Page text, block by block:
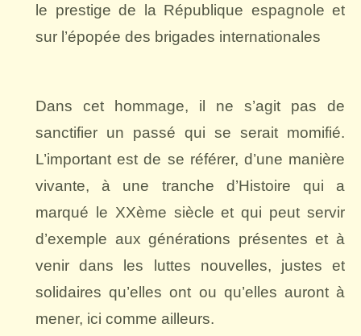
le prestige de la République espagnole et
sur l’épopée des brigades internationales
Dans cet hommage, il ne s’agit pas de
sanctifier un passé qui se serait momifié.
L’important est de se référer, d’une manière
vivante, à une tranche d’Histoire qui a
marqué le XXème siècle et qui peut servir
d’exemple aux générations présentes et à
venir dans les luttes nouvelles, justes et
solidaires qu’elles ont ou qu’elles auront à
mener, ici comme ailleurs.